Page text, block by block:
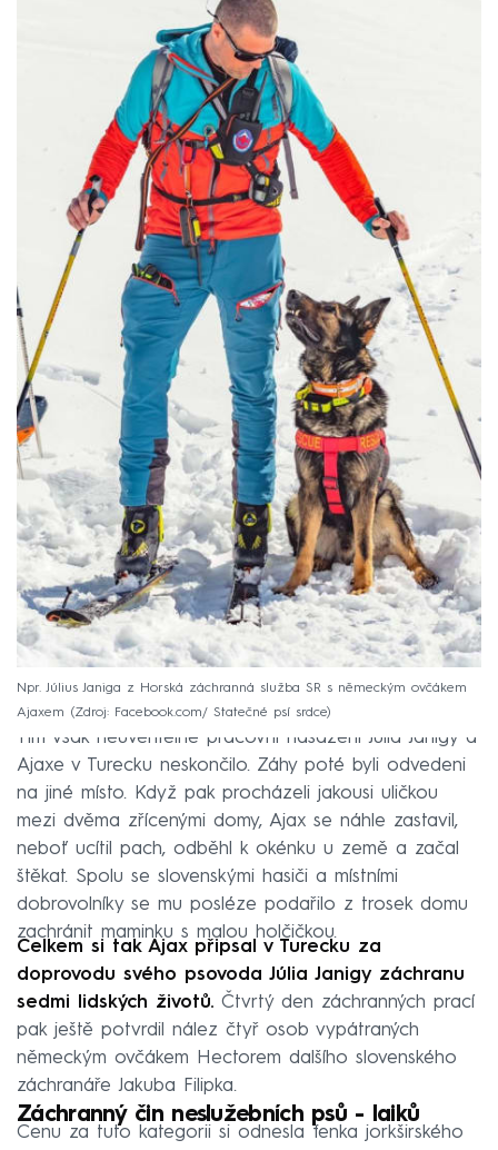
Npr. Július Janiga z Horská záchranná služba SR s německým ovčákem
Ajaxem
Zdroj: Facebook.com/ Statečné psí srdce
Tím však neuvěřitelné pracovní nasazení Júlia Janigy a
Ajaxe v Turecku neskončilo. Záhy poté byli odvedeni
na jiné místo. Když pak procházeli jakousi uličkou
mezi dvěma zřícenými domy, Ajax se náhle zastavil,
neboť ucítil pach, odběhl k okénku u země a začal
štěkat. Spolu se slovenskými hasiči a místními
dobrovolníky se mu posléze podařilo z trosek domu
zachránit maminku s malou holčičkou.
Celkem si tak Ajax připsal v Turecku za
doprovodu svého psovoda Júlia Janigy záchranu
sedmi lidských životů. Čtvrtý den záchranných prací
pak ještě potvrdil nález čtyř osob vypátraných
německým ovčákem Hectorem dalšího slovenského
záchranáře Jakuba Filipka.
Záchranný čin neslužebních psů - laiků
Cenu za tuto kategorii si odnesla fenka jorkširského